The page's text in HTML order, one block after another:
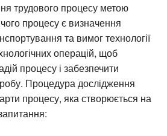
трудового процесу метою
процесу є визначення
та вимог технології
операцій, щоб
процесу і забезпечити
Процедура дослідження
процесу, яка створюється на